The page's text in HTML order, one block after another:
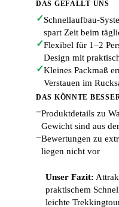
DAS GEFÄLLT UNS
✓Schnellaufbau-
spart Zeit beim
✓Flexibel für 1–2
Design mit
✓Kleines Packmaß
Verstauen im
DAS KÖNNTE
−Produktdetails zu
Gewicht sind aus
−Bewertungen zu
liegen nicht vor
Unser Fazit:
praktischem
leichte